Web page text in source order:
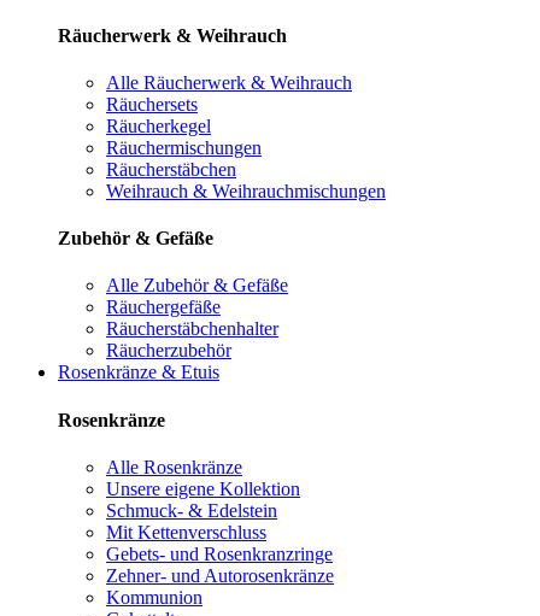
Räucherwerk & Weihrauch
Alle Räucherwerk & Weihrauch
Räuchersets
Räucherkegel
Räuchermischungen
Räucherstäbchen
Weihrauch & Weihrauchmischungen
Zubehör & Gefäße
Alle Zubehör & Gefäße
Räuchergefäße
Räucherstäbchenhalter
Räucherzubehör
Rosenkränze & Etuis
Rosenkränze
Alle Rosenkränze
Unsere eigene Kollektion
Schmuck- & Edelstein
Mit Kettenverschluss
Gebets- und Rosenkranzringe
Zehner- und Autorosenkränze
Kommunion